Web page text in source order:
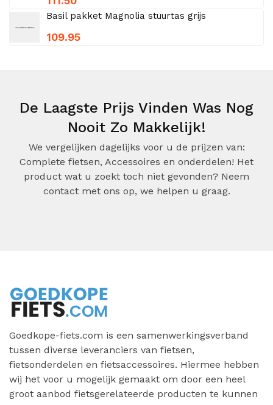
Basil pakket Magnolia stuurtas grijs
109.95
De Laagste Prijs Vinden Was Nog
Nooit Zo Makkelijk!
We vergelijken dagelijks voor u de prijzen van:
Complete fietsen, Accessoires en onderdelen! Het
product wat u zoekt toch niet gevonden? Neem
contact met ons op, we helpen u graag.
Goedkope-fiets.com is een samenwerkingsverband
tussen diverse leveranciers van fietsen,
fietsonderdelen en fietsaccessoires. Hiermee hebben
wij het voor u mogelijk gemaakt om door een heel
groot aanbod fietsgerelateerde producten te kunnen